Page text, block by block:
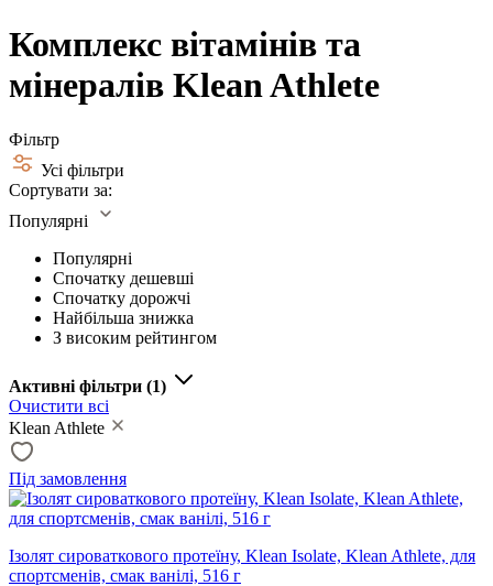
Комплекс вітамінів та
мінералів Klean Athlete
Фільтр
Усі фільтри
Сортувати за:
Популярні
Популярні
Спочатку дешевші
Спочатку дорожчі
Найбільша знижка
З високим рейтингом
Активні фільтри (1)
Очистити всі
Klean Athlete
Під замовлення
Ізолят сироваткового протеїну, Klean Isolate, Klean Athlete, для
спортсменів, смак ванілі, 516 г